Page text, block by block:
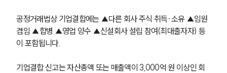
공정거래법상 기업결합에는 ▲다른 회사 주식 취득·소유 ▲임원
겸임 ▲합병 ▲영업 양수 ▲신설회사 설립 참여(최대출자자) 등
이 포함됩니다.
기업결합 신고는 자산총액 또는 매출액이 3,000억 원 이상인 회